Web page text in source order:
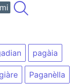
pagàia
Paganèlla